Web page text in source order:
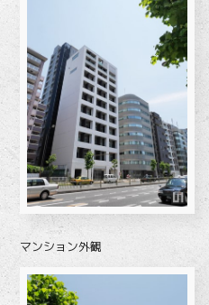
マンション外観